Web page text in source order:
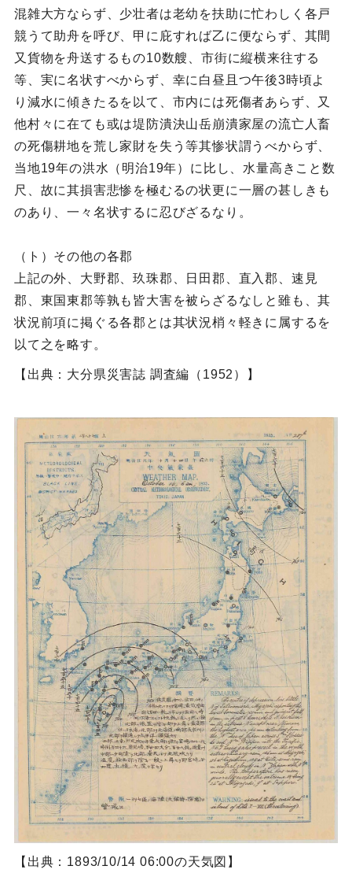
混雑大方ならず、少壮者は老幼を扶助に忙わしく各戸
競うて助舟を呼び、甲に庇すれば乙に便ならず、其間
又貨物を舟送するもの10数艘、市街に縦横来往する
等、実に名状すべからず、幸に白昼且つ午後3時頃よ
り減水に傾きたるを以て、市内には死傷者あらず、又
他村々に在ても或は堤防潰決山岳崩潰家屋の流亡人畜
の死傷耕地を荒し家財を失う等其惨状謂うべからず、
当地19年の洪水（明治19年）に比し、水量高きこと数
尺、故に其損害悲惨を極むるの状更に一層の甚しきも
のあり、一々名状するに忍びざるなり。
（ト）その他の各郡
上記の外、大野郡、玖珠郡、日田郡、直入郡、速見
郡、東国東郡等孰も皆大害を被らざるなしと雖も、其
状況前項に掲ぐる各郡とは其状況梢々軽きに属するを
以て之を略す。
【出典：大分県災害誌 調査編（1952）】
【出典：1893/10/14 06:00の天気図】